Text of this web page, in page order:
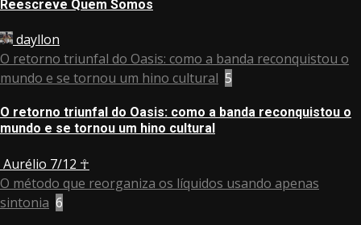
Reescreve Quem Somos
dayllon
O retorno triunfal do Oasis: como a banda reconquistou o
mundo e se tornou um hino cultural 5
O retorno triunfal do Oasis: como a banda reconquistou o
mundo e se tornou um hino cultural
Aurélio 7/12 ☥
​O método que reorganiza os líquidos usando apenas
sintonia 6